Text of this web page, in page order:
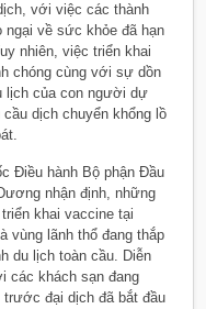
với việc các thành
ngại về sức khỏe đã hạn
nhiên, việc triển khai
chóng cùng với sự dồn
lịch của con người dự
dịch chuyển khổng lồ
Điều hành Bộ phận Đầu
nhận định, những
khai vaccine tại
vùng lãnh thổ đang thắp
du lịch toàn cầu. Diễn
các khách sạn đang
đại dịch đã bắt đầu